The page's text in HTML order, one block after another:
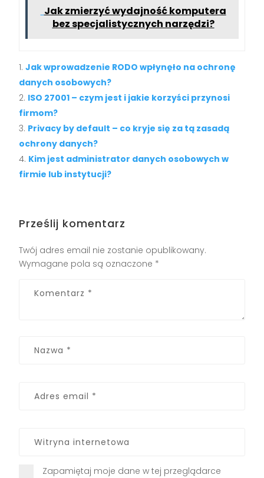
Jak zmierzyć wydajność komputera
bez specjalistycznych narzędzi?
Jak wprowadzenie RODO wpłynęło na ochronę
danych osobowych?
ISO 27001 – czym jest i jakie korzyści przynosi
firmom?
Privacy by default – co kryje się za tą zasadą
ochrony danych?
Kim jest administrator danych osobowych w
firmie lub instytucji?
Prześlij komentarz
Twój adres email nie zostanie opublikowany.
Wymagane pola są oznaczone *
Zapamiętaj moje dane w tej przeglądarce